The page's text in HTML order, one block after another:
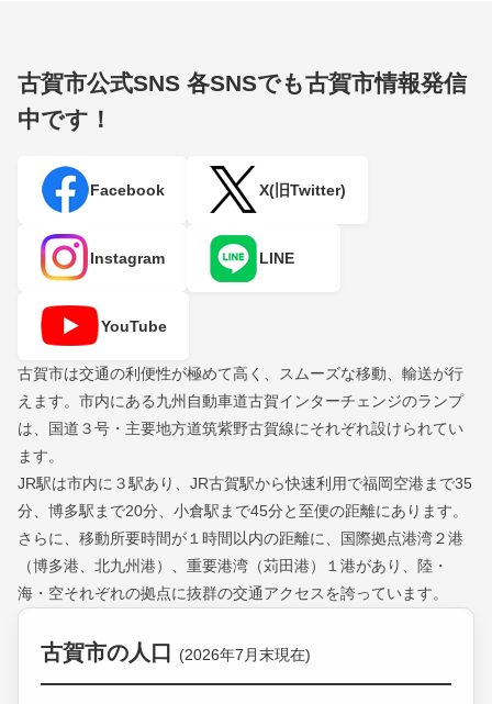
古賀市公式SNS 各SNSでも古賀市情報発信
中です！
Facebook X(旧Twitter)
Instagram LINE
YouTube
古賀市は交通の利便性が極めて高く、スムーズな移動、輸送が行
えます。市内にある九州自動車道古賀インターチェンジのランプ
は、国道３号・主要地方道筑紫野古賀線にそれぞれ設けられてい
ます。
JR駅は市内に３駅あり、JR古賀駅から快速利用で福岡空港まで35
分、博多駅まで20分、小倉駅まで45分と至便の距離にあります。
さらに、移動所要時間が１時間以内の距離に、国際拠点港湾２港
（博多港、北九州港）、重要港湾（苅田港）１港があり、陸・
海・空それぞれの拠点に抜群の交通アクセスを誇っています。
古賀市の人口 (2026年7月末現在)